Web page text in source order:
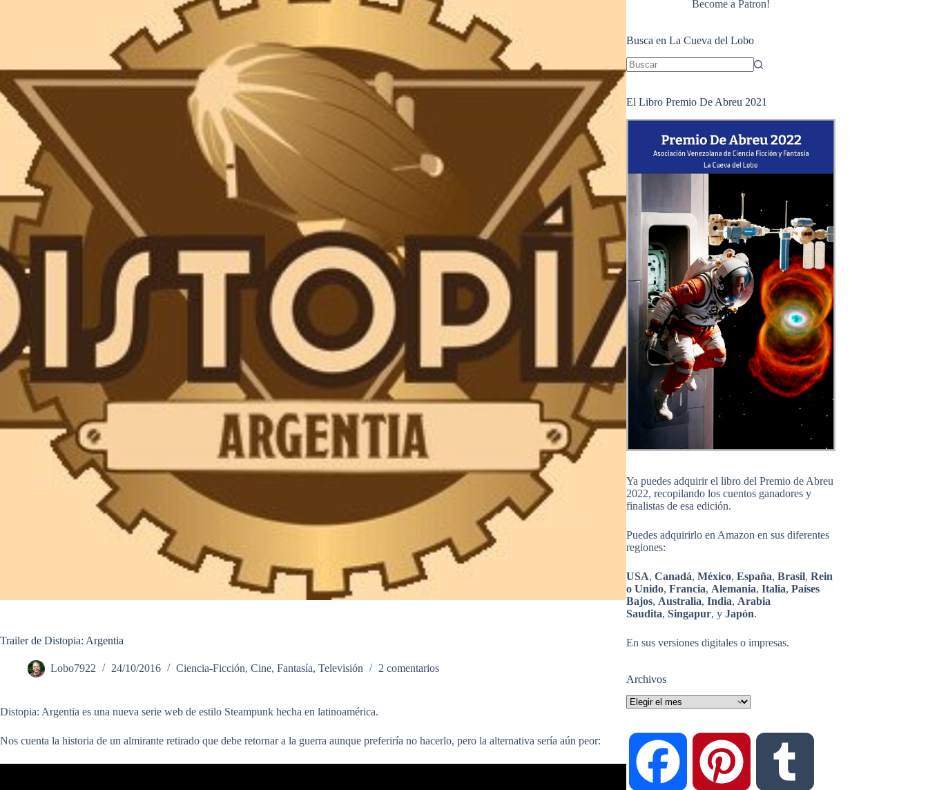
Trailer de Distopia: Argentia
Lobo7922 24/10/2016 Ciencia-Ficción, Cine, Fantasía, Televisión 2 comentarios
Distopia: Argentia es una nueva serie web de estilo Steampunk hecha en latinoamérica.
Nos cuenta la historia de un almirante retirado que debe retornar a la guerra aunque preferiría no hacerlo, pero la alternativa sería aún peor:
Become a Patron!
Busca en La Cueva del Lobo
Sin
El Libro Premio De Abreu 2021
Ya puedes adquirir el libro del Premio de Abreu
2022, recopilando los cuentos ganadores y
finalistas de esa edición.
Puedes adquirirlo en Amazon en sus diferentes
regiones:
USA,Canadá,México,España,Brasil,Rein
o Unido,Francia, Alemania,Italia,Países
Bajos, Australia,India, Arabia
Saudita,Singapur, yJapón.
En sus versiones digitales o impresas.
Archivos
Archivos